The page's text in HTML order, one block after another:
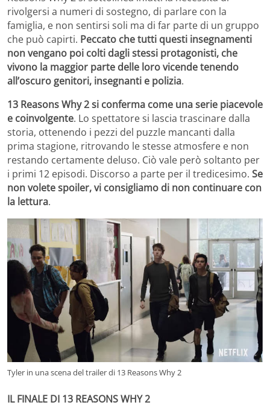
rivolgersi a numeri di sostegno, di parlare con la
famiglia, e non sentirsi soli ma di far parte di un gruppo
che può capirti. Peccato che tutti questi insegnamenti
non vengano poi colti dagli stessi protagonisti, che
vivono la maggior parte delle loro vicende tenendo
all’oscuro genitori, insegnanti e polizia.
13 Reasons Why 2 si conferma come una serie piacevole
e coinvolgente. Lo spettatore si lascia trascinare dalla
storia, ottenendo i pezzi del puzzle mancanti dalla
prima stagione, ritrovando le stesse atmosfere e non
restando certamente deluso. Ciò vale però soltanto per
i primi 12 episodi. Discorso a parte per il tredicesimo. Se
non volete spoiler, vi consigliamo di non continuare con
la lettura.
Tyler in una scena del trailer di 13 Reasons Why 2
IL FINALE DI 13 REASONS WHY 2